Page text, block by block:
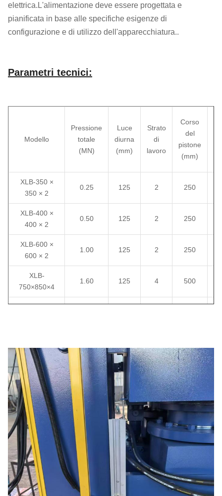
elettrica.L'alimentazione deve essere progettata e
pianificata in base alle specifiche esigenze di
configurazione e di utilizzo dell'apparecchiatura..
Parametri tecnici:
Modello
Pressione
totale
(MN)
Luce
diurna
(mm)
Strato
di
lavoro
Corso
del
pistone
(mm)
XLB-350 ×
350 × 2
0.25 125 2 250
XLB-400 ×
400 × 2
0.50 125 2 250
XLB-600 ×
600 × 2
1.00 125 2 250
XLB-
750×850×4
1.60 125 4 500
XLB-900 ×
1200×1200×1
XLB-1300 ×
2000 × 1
5.60 400 1 400
XLB-1500 ×
1500 × 1
8.00 800 800
XLB-
1500×2500×1
15.00 400 1
XLB-2000 ×
3000 × 1
20.00 1 800